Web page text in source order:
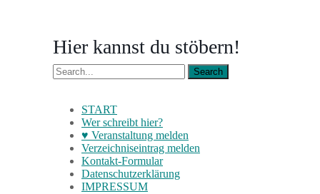
Hier kannst du stöbern!
START
Wer schreibt hier?
♥ Veranstaltung melden
Verzeichniseintrag melden
Kontakt-Formular
Datenschutzerklärung
IMPRESSUM